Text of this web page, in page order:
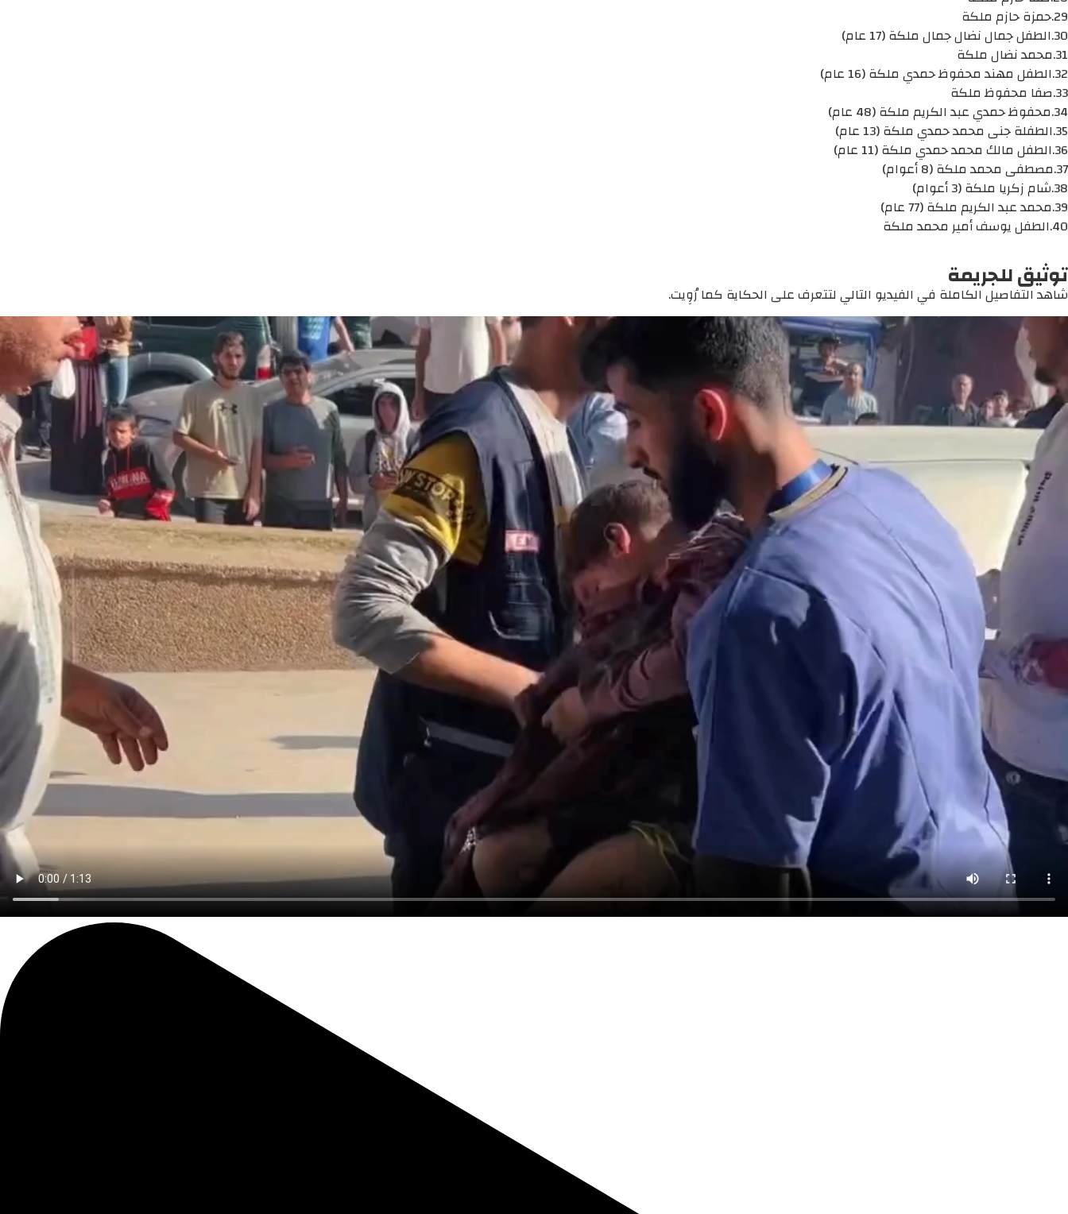
29.حمزة حازم ملكة
30.الطفل جمال نضال جمال ملكة (17 عام)
31.محمد نضال ملكة
32.الطفل مهند محفوظ حمدي ملكة (16 عام)
33.صفا محفوظ ملكة
34.محفوظ حمدي عبد الكريم ملكة (48 عام)
35.الطفلة جنى محمد حمدي ملكة (13 عام)
36.الطفل مالك محمد حمدي ملكة (11 عام)
37.مصطفى محمد ملكة (8 أعوام)
38.شام زكريا ملكة (3 أعوام)
39.محمد عبد الكريم ملكة (77 عام)
40.الطفل يوسف أمير محمد ملكة
توثيق للجريمة
شاهد التفاصيل الكاملة في الفيديو التالي لتتعرف على الحكاية كما رُوِيت.